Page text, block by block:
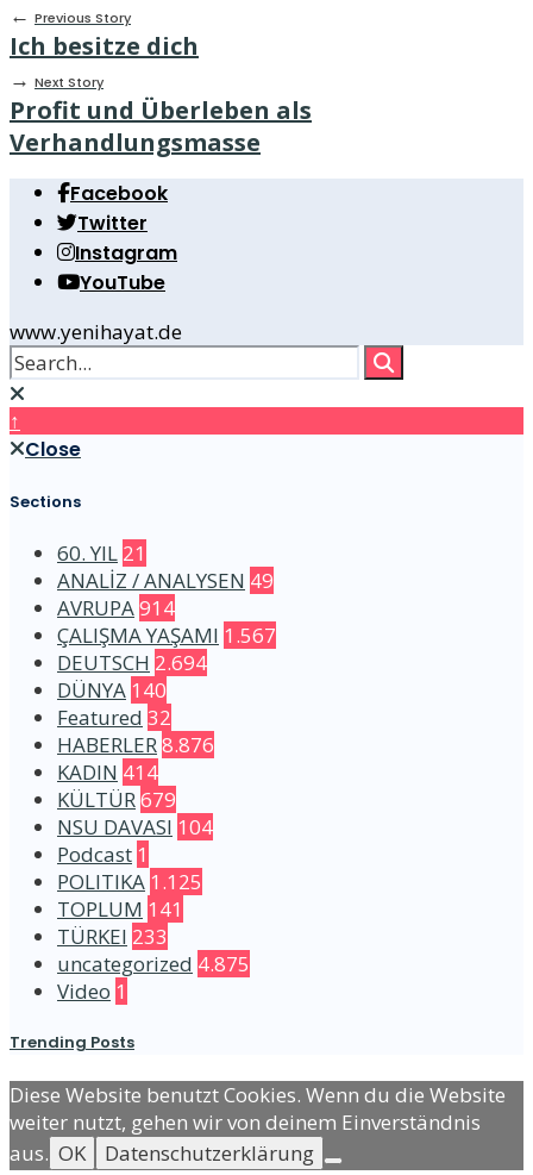
← Previous Story
Ich besitze dich
→ Next Story
Profit und Überleben als
Verhandlungsmasse
Facebook
Twitter
Instagram
YouTube
www.yenihayat.de
↑
Close
Sections
60. YIL 21
ANALİZ / ANALYSEN 49
AVRUPA914
ÇALIŞMA YAŞAMI 1.567
DEUTSCH 2.694
DÜNYA 140
Featured 32
HABERLER8.876
KADIN 414
KÜLTÜR679
NSU DAVASI 104
Podcast 1
POLITIKA 1.125
TOPLUM 141
TÜRKEI 233
uncategorized 4.875
Video 1
Trending Posts
Diese Website benutzt Cookies. Wenn du die Website
weiter nutzt, gehen wir von deinem Einverständnis
aus. OK Datenschutzerklärung